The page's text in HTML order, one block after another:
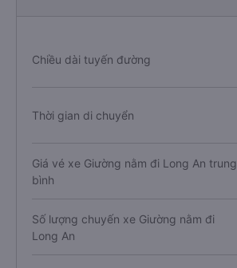
Chiều dài tuyến đường
Thời gian di chuyển
Giá vé xe Giường nằm đi Long An trung
bình
Số lượng chuyến xe Giường nằm đi
Long An